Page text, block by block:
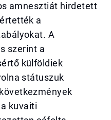
amnesztiát hirdetett
a
A
szerint a
külföldiek
státuszuk
kuvaiti